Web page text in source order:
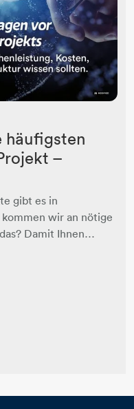
häufigsten
–
gibt es in
wir an nötige
Damit Ihnen…